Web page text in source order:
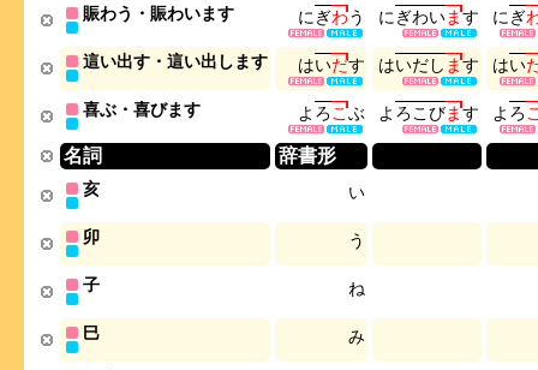
賑わう・賑わいます に ぎわう に ぎわいます に ぎ
這い出す・這い出します はいだす はいだし ます はい
喜ぶ・喜びます よ ろ こぶ よ ろ こ びます よ ろ
名詞 辞書形
亥 い
卯 う
子 ね
巳 み